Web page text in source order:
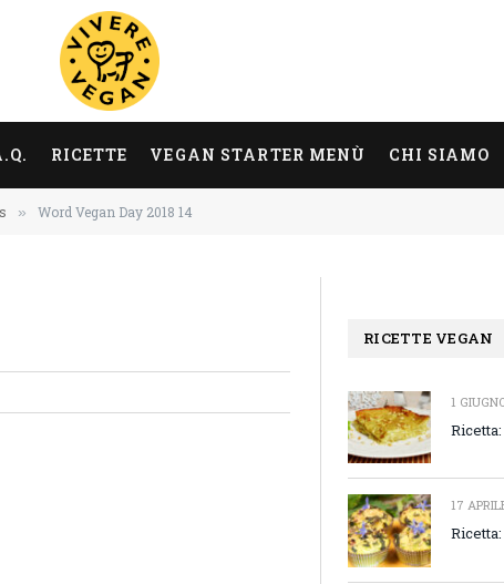
RICETTE VEGAN STARTER MENÙ CHI SIAMO
» Word Vegan Day 2018 14
RICETTE VEGAN
1
17